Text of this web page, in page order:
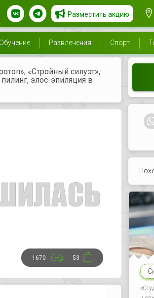
Разместить акцию
Обучение Развлечения Спорт
«Стройный силуэт»,
элос-эпиляция в
1670 53